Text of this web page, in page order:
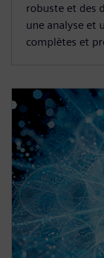
robuste et des
une analyse et
complètes et